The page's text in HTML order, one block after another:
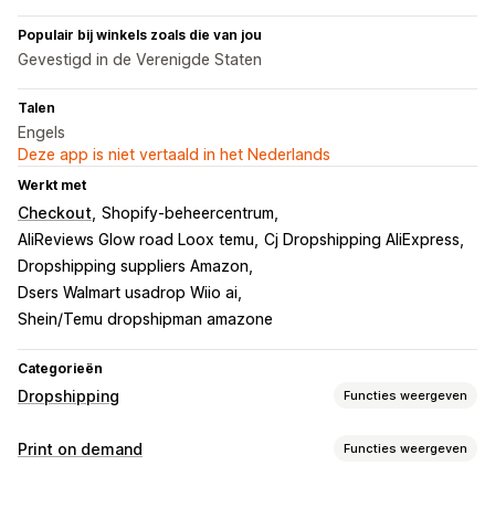
Populair bij winkels zoals die van jou
Gevestigd in de Verenigde Staten
Talen
Engels
Deze app is niet vertaald in het Nederlands
Werkt met
Checkout Shopify-beheercentrum
AliReviews Glow road Loox temu Cj Dropshipping AliExpress
Dropshipping suppliers Amazon
Dsers Walmart usadrop Wiio ai
Shein/Temu dropshipman amazone
Categorieën
Dropshipping Functies weergeven
Producten die je kunt verkopen
Print on demand Functies weergeven